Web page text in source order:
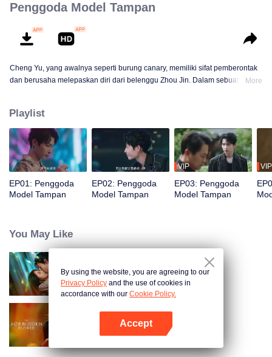
Penggoda Model Tampan
Cheng Yu, yang awalnya seperti burung canary, memiliki sifat pemberontak
dan berusaha melepaskan diri dari belenggu Zhou Jin. Dalam sebuah
More
Playlist
EP01: Penggoda
Model Tampan
EP02: Penggoda
Model Tampan
VIP
EP03: Penggoda
Model Tampan
VIP
You May Like
Cinta Dalam Dusta
Bunga Terlarang (English Ver.)
By using the website, you are agreeing to our
Privacy Policy and the use of cookies in
accordance with our Cookie Policy.
Accept